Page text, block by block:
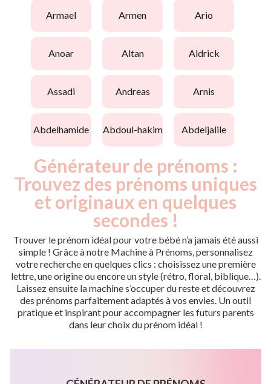
armael armen ario
anoar altan aldrick
assadi andreas arnis
abdelhamide abdoul-hakim abdeljalile
Générateur de prénoms :
Trouvez des prénoms uniques
et originaux en quelques
secondes !
Trouver le prénom idéal pour votre bébé n’a jamais été aussi
simple ! Grâce à notre Machine à Prénoms, personnalisez
votre recherche en quelques clics : choisissez une première
lettre, une origine ou encore un style (rétro, floral, biblique…).
Laissez ensuite la machine s’occuper du reste et découvrez
des prénoms parfaitement adaptés à vos envies. Un outil
pratique et inspirant pour accompagner les futurs parents
dans leur choix du prénom idéal !